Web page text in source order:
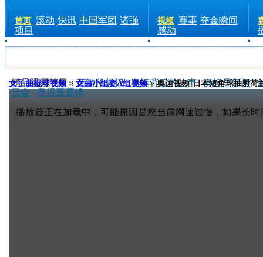
首页 滚动 快讯 中国军团 诸强
项目
金牌英雄 开幕式 前方 评论 花
视频 赛事 夺金瞬间
感动
场外花絮 长视频 热
精品视频节目：西游伦敦记 奥运背后的故事 奥运早新闻
云会
奥运董董锵
女子曲棍球视频 > 女曲小组赛A组视频> 奥运视频-日本短角球抽射荷
播放器正在加载中，可能原因是您当前网速过慢，如果长